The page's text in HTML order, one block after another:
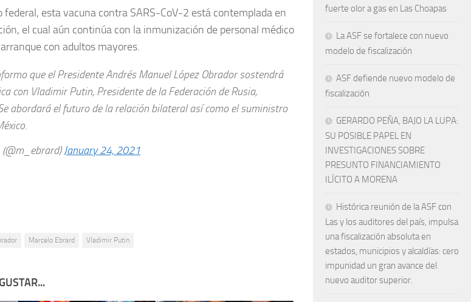
federal, esta vacuna contra SARS-CoV-2 está contemplada en
el cual aún continúa con la inmunización de personal médico
con adultos mayores.
que el Presidente Andrés Manuel López Obrador sostendrá
con Vladimir Putin, Presidente de la Federación de Rusia,
abordará el futuro de la relación bilateral así como el suministro
January 24, 2021
Marcelo Ebrard Vladimir Putin
fuerte olor a gas en Las Choapas
La ASF se fortalece con nuevo
modelo de fiscalización
ASF defiende nuevo modelo de
fiscalización
GERARDO PEÑA, BAJO LA LUPA:
SU POSIBLE PAPEL EN
INVESTIGACIONES SOBRE
PRESUNTO FINANCIAMIENTO
ILÍCITO A MORENA
Histórica reunión de la ASF con
Las y los auditores del país, impulsa
una fiscalización absoluta en
estados, municipios y alcaldías: cero
impunidad un gran avance del
nuevo auditor superior.